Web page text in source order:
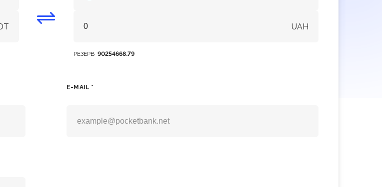
UAH
РЕЗЕРВ 90254668.79
E-MAIL *